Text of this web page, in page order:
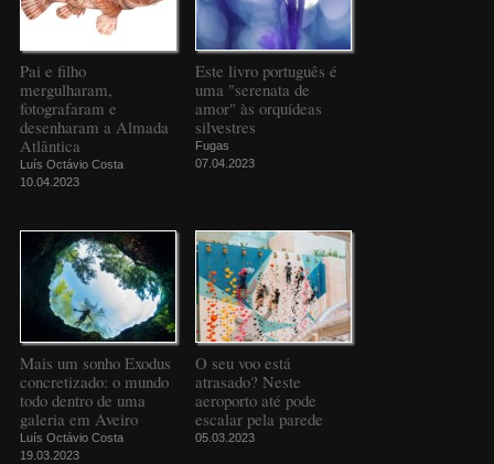
Pai e filho
mergulharam,
fotografaram e
desenharam a Almada
Atlântica
Luís Octávio Costa
10.04.2023
Este livro português é
uma "serenata de
amor" às orquídeas
silvestres
Fugas
07.04.2023
Mais um sonho Exodus
concretizado: o mundo
todo dentro de uma
galeria em Aveiro
Luís Octávio Costa
19.03.2023
O seu voo está
atrasado? Neste
aeroporto até pode
escalar pela parede
05.03.2023